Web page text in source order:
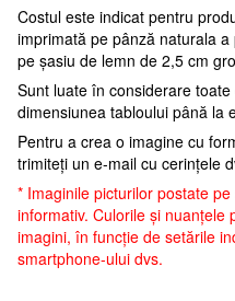
Costul este indicat pentru
imprimată pe pânză naturala
pe șasiu de lemn de 2,5 cm
Sunt luate în considerare
dimensiunea tabloului până la
Pentru a crea o imagine cu
trimiteți un e-mail cu cerințele
* Imaginile picturilor postate
informativ. Culorile și nuanțele
imagini, în funcție de setările
smartphone-ului dvs.